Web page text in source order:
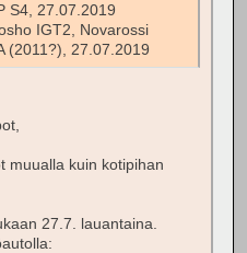
S4, 27.07.2019
IGT2, Novarossi
(2011?), 27.07.2019
muualla kuin kotipihan
27.7. lauantaina.